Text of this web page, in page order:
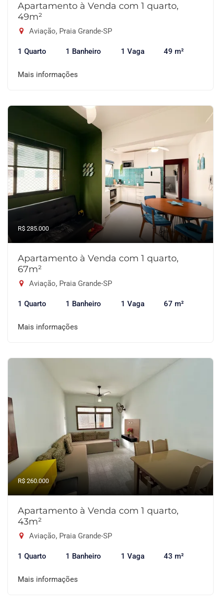
Apartamento à Venda com 1 quarto,
49m²
Aviação, Praia Grande-SP
1 Quarto 1 Banheiro 1 Vaga 49 m²
Mais informações
R$ 285.000
Apartamento à Venda com 1 quarto,
67m²
Aviação, Praia Grande-SP
1 Quarto 1 Banheiro 1 Vaga 67 m²
Mais informações
R$ 260.000
Apartamento à Venda com 1 quarto,
43m²
Aviação, Praia Grande-SP
1 Quarto 1 Banheiro 1 Vaga 43 m²
Mais informações